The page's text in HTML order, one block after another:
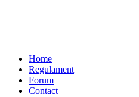
Home
Regulament
Forum
Contact